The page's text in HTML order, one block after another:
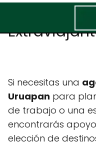
Agencia
Si necesitas una
Uruapan para
de trabajo o una
encontrarás
elección de